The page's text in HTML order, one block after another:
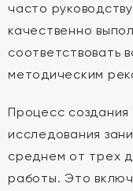
часто
качественно
соответствовать
методическим
Процесс
исследования
среднем от трех
работы. Это